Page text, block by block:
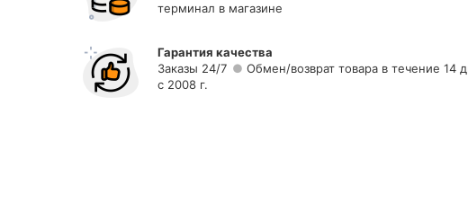
терминал в магазине
Гарантия качества
Заказы 24/7
Обмен/возврат товара в течение 14
с 2008 г.